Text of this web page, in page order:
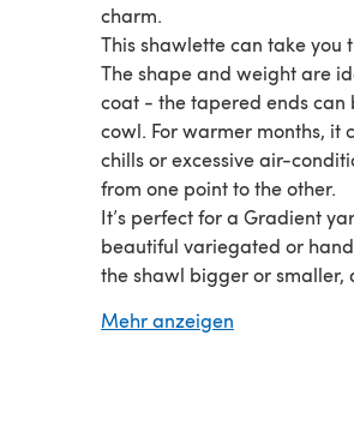
charm.
This shawlette can take you
The shape and weight are
coat - the tapered ends can
cowl. For warmer months, it
chills or excessive air-
from one point to the other.
It’s perfect for a Gradient
beautiful variegated or
the shawl bigger or smaller,
most of your yarn.
Mehr anzeigen